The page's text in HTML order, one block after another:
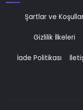
Şartlar ve
Gizlilik İlkeleri
İade Politikası